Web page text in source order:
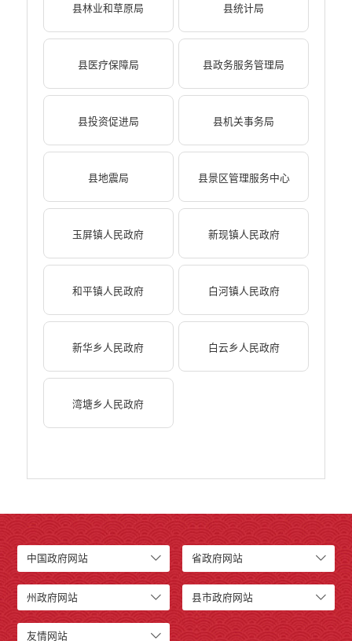
县林业和草原局 县统计局
县医疗保障局 县政务服务管理局
县投资促进局 县机关事务局
县地震局 县景区管理服务中心
玉屏镇人民政府 新现镇人民政府
和平镇人民政府 白河镇人民政府
新华乡人民政府 白云乡人民政府
湾塘乡人民政府
中国政府网站 省政府网站
州政府网站 县市政府网站
友情网站